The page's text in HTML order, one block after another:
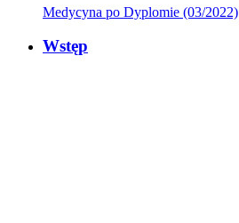
Medycyna po Dyplomie (03/2022)
Wstęp